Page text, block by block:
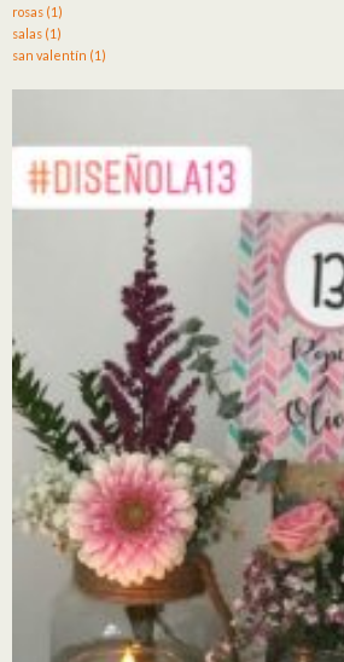
rosas (1)
salas (1)
san valentín (1)